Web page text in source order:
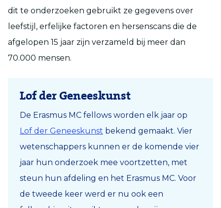
dit te onderzoeken gebruikt ze gegevens over
leefstijl, erfelijke factoren en hersenscans die de
afgelopen 15 jaar zijn verzameld bij meer dan
70.000 mensen.
Lof der Geneeskunst
De Erasmus MC fellows worden elk jaar op
Lof der Geneeskunst bekend gemaakt. Vier
wetenschappers kunnen er de komende vier
jaar hun onderzoek mee voortzetten, met
steun hun afdeling en het Erasmus MC. Voor
de tweede keer werd er nu ook een